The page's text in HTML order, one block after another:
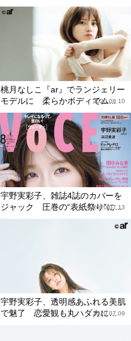
桃月なしこ『ar』でランジェリー
モデルに 柔らかボディでム...
2020.08.10
宇野実彩子、雑誌4誌のカバーを
ジャック 圧巻の“表紙祭り”に...
2020.07.13
宇野実彩子、透明感あふれる美肌
で魅了 恋愛観も丸ハダカに…
2020.07.09